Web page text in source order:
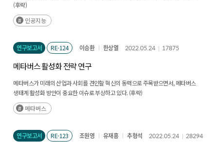
(후략)
인공지능
연구보고서 RE-124 이승환 한상열 2022.05.24 17875
메타버스 활성화 전략 연구
메타버스가 미래의 산업과 사회를 견인할 혁신의 동력으로 주목받으면서, 메타버스
생태계 활성화 방안이 중요한 이슈로 부상하고 있다. (후략)
메타버스
연구보고서 RE-123 조원영 유재흥 추형석 2022.05.24 28294